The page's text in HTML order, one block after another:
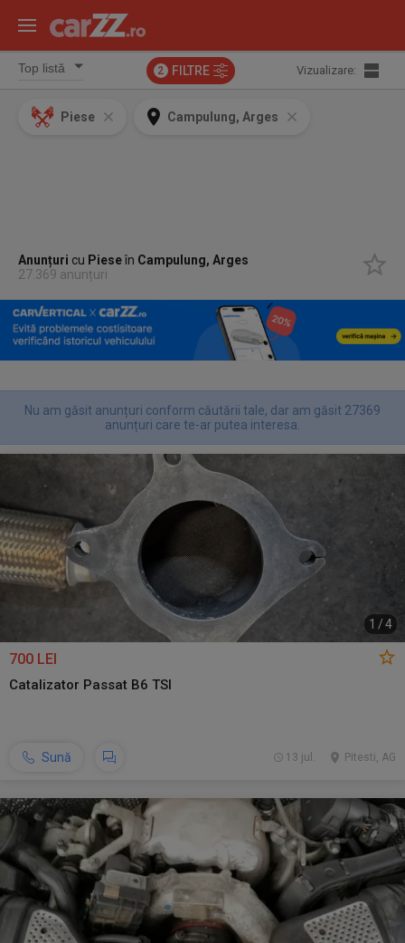
2 FILTRE Vizualizare:
Piese Campulung, Arges
Anunțuri cu Pieseîn Campulung, Arges
27.369 anunțuri
Nu am găsit anunțuri conform căutării tale, dar am găsit 27369
anunțuri care te-ar putea interesa.
1 /4
700 LEI
Catalizator Passat B6 TSI
Sună Pitesti, AG
13 jul.